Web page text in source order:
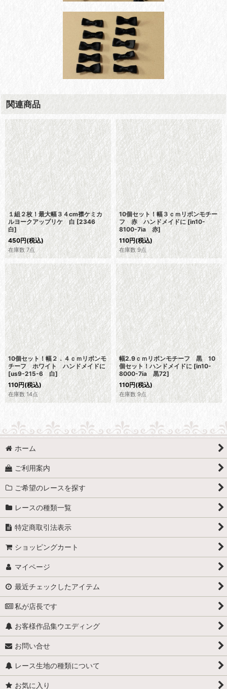
関連商品
１組２枚！最大幅３４cm襟ケミカ
ルヨークアップリケ 白 [2346
白]
450円(税込)
在庫数 7点
10個セット！幅３ｃｍリボンモチー
フ 赤 ハンドメイドに [in10-
8100-7ia 赤]
110円(税込)
在庫数 9点
10個セット！幅２．４ｃｍリボンモ
チーフ ホワイト ハンドメイドに
[us9-215-6 白]
110円(税込)
在庫数 14点
幅2.9ｃｍリボンモチーフ 黒 10
個セット！ハンドメイドに [in10-
8000-7ia 黒72]
110円(税込)
在庫数 9点
ホーム
ご利用案内
ご希望のレースを探す
レースの種類一覧
特定商取引法表示
ショッピングカート
マイページ
最近チェックしたアイテム
私が店長です
お客様作品集ウエディング
お問い合せ
レース生地の種類について
お気に入り